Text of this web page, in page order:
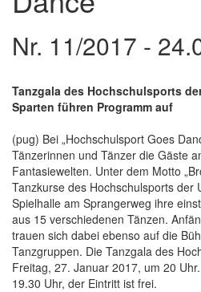
Nr. 11/2017 -
Tanzgala des Hochschulsports
Sparten führen Programm auf
(pug) Bei „Hochschulsport Goes
Tänzerinnen und Tänzer die Gäste
Fantasiewelten. Unter dem Motto
Tanzkurse des Hochschulsports der
Spielhalle am Sprangerweg ihre
aus 15 verschiedenen Tänzen.
trauen sich dabei ebenso auf die
Tanzgruppen. Die Tanzgala des
Freitag, 27. Januar 2017, um 20
19.30 Uhr, der Eintritt ist frei.